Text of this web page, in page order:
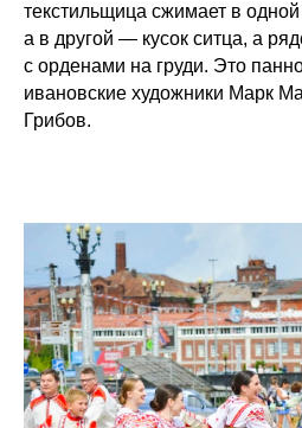
текстильщица сжимает в
а в другой — кусок ситца, а
с орденами на груди. Это
ивановские художники Марк
Грибов.